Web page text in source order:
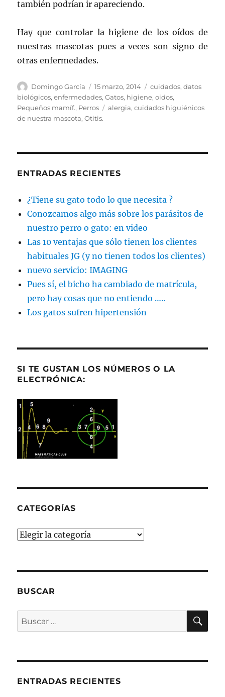
también podrían ir apareciendo.
Hay que controlar la higiene de los oídos de
nuestras mascotas pues a veces son signo de
otras enfermedades.
Autor
Domingo García
Publicado
el
15 marzo, 2014 Categorías
cuidados,datos
biológicos,enfermedades,Gatos, higiene,oidos,
Pequeños mamíf., Perros Etiquetas
alergia,cuidados higuiénicos
de nuestra mascota,Otitis.
ENTRADAS RECIENTES
¿Tiene su gato todo lo que necesita ?
Conozcamos algo más sobre los parásitos de
nuestro perro o gato: en video
Las 10 ventajas que sólo tienen los clientes
habituales JG (y no tienen todos los clientes)
nuevo servicio: IMAGING
Pues sí, el bicho ha cambiado de matrícula,
pero hay cosas que no entiendo …..
Los gatos sufren hipertensión
SI TE GUSTAN LOS NÚMEROS O LA
ELECTRÓNICA:
CATEGORÍAS
Categorías
BUSCAR
Buscar
por:
ENTRADAS RECIENTES